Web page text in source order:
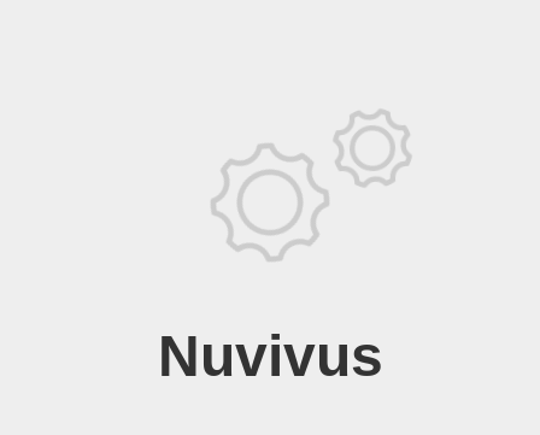
Nuvivus